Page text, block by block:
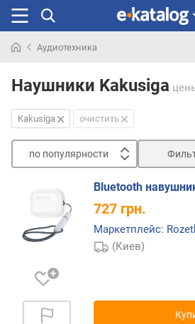
раньше
Аудиотехника
Наушники Kakusiga
Kakusiga очистить
по популярности
п
о
у
л
я
Bluetooth
727 грн.
Маркетплейс:
(Киев)